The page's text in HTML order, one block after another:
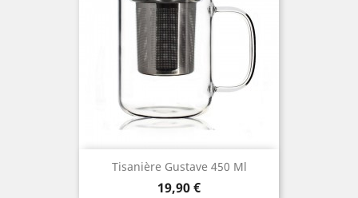
Tisanière Gustave 450 Ml
Prix
19,90 €